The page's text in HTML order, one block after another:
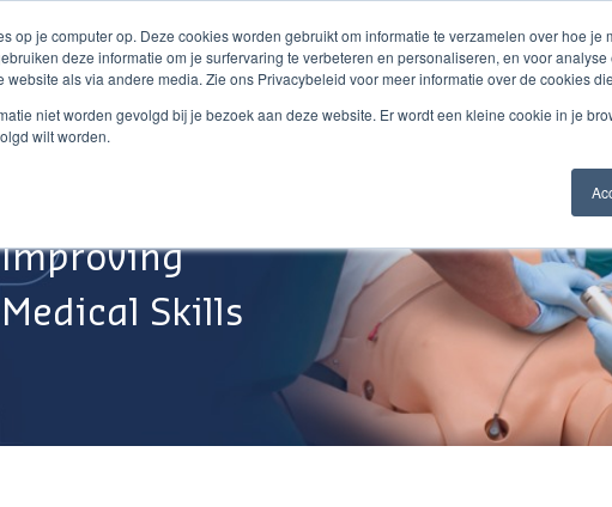
op je computer op. Deze cookies worden gebruikt om informatie te verzamelen over hoe je
deze informatie om je surfervaring te verbeteren en personaliseren, en voor
website als via andere media. Zie ons Privacybeleid voor meer informatie over de cookies
niet worden gevolgd bij je bezoek aan deze website. Er wordt een kleine cookie in je
wilt worden.
Improving
Medical Skills